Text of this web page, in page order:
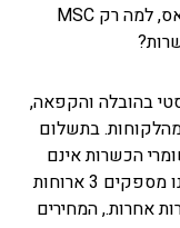
שאלתי את מנכ"ל MSC בישראל, אייל אטיאס, למה רק MSC
בהובלה והקפאה,
בתשלום
הכשרות אינם
אוכלים עם שאר הנוסעים. יתירה מזו, אנחנו מספקים 3 ארוחות
חברות אחרות., המחירים